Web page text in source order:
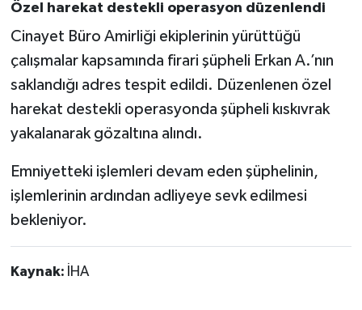
Özel harekat destekli operasyon düzenlendi
Cinayet Büro Amirliği ekiplerinin yürüttüğü
çalışmalar kapsamında firari şüpheli Erkan A.’nın
saklandığı adres tespit edildi. Düzenlenen özel
harekat destekli operasyonda şüpheli kıskıvrak
yakalanarak gözaltına alındı.
Emniyetteki işlemleri devam eden şüphelinin,
işlemlerinin ardından adliyeye sevk edilmesi
bekleniyor.
Kaynak: İHA